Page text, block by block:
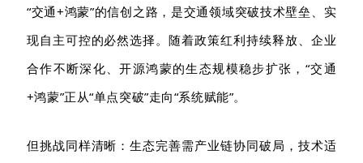
“交通+鸿蒙”的信创之路，是交通领域突破技术壁垒、实
现自主可控的必然选择。随着政策红利持续释放、企业
合作不断深化、开源鸿蒙的生态规模稳步扩张 ， “交通
+鸿蒙”正从“单点突破”走向“系统赋能”。
但挑战同样清晰：生态完善需产业链协同破局，技术适